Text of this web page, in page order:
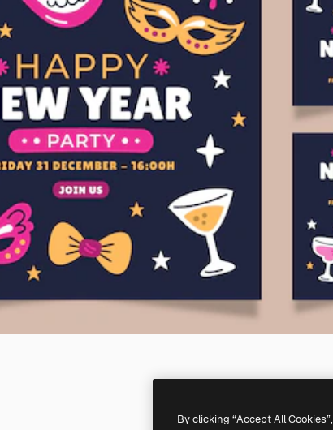
By clicking “Accept All